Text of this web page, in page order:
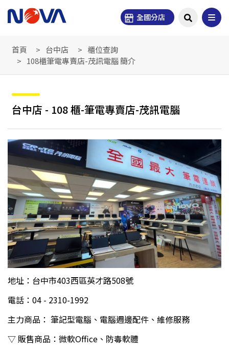
全國分店
首頁 台中店
櫃位查詢
108櫃筆電專賣店-茂訊電腦 簡介
台中店 - 108 櫃-筆電專賣店-茂訊電腦
地址：台中市403西區英才路508號
電話：04 - 2310-1992
主力商品： 筆記型電腦、電腦週邊配件、維修服務
▽ 販售商品：微軟Office、防毒軟體